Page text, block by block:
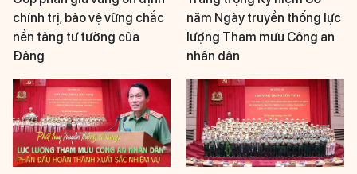
chính trị, bảo vệ vững chắc
nền tảng tư tưởng của
Đảng
năm Ngày truyền thống lực
lượng Tham mưu Công an
nhân dân